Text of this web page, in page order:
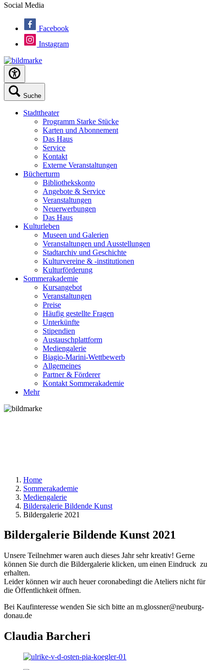
Social Media
Facebook
Instagram
Suche
Stadttheater
Programm Starke Stücke
Karten und Abonnement
Das Haus
Service
Kontakt
Externe Veranstaltungen
Bücherturm
Bibliothekskonto
Angebote & Service
Veranstaltungen
Neuerwerbungen
Das Haus
Kulturleben
Museen und Galerien
Veranstaltungen und Ausstellungen
Stadtarchiv und Geschichte
Kulturvereine & -institutionen
Kulturförderung
Sommerakademie
Kursangebot
Veranstaltungen
Preise
Häufig gestellte Fragen
Unterkünfte
Stipendien
Austauschplattform
Mediengalerie
Biagio-Marini-Wettbewerb
Allgemeines
Partner & Förderer
Kontakt Sommerakademie
Mehr
Home
Sommerakademie
Mediengalerie
Bildergalerie Bildende Kunst
Bildergalerie 2021
Bildergalerie Bildende Kunst 2021
Unsere Teilnehmer waren auch dieses Jahr sehr kreativ! Gerne
können Sie durch die Bildergalerie klicken, um einen Eindruck zu
erhalten.
Leider können wir auch heuer coronabedingt die Ateliers nicht für
die Öffentlichkeit öffnen.
Bei Kaufinteresse wenden Sie sich bitte an m.glossner@neuburg-
donau.de
Claudia Barcheri